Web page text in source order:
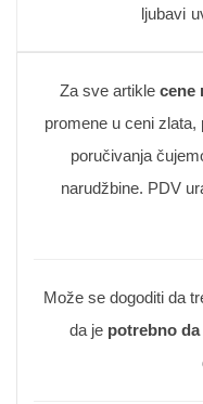
ljubavi
Za sve artikle cene
promene u ceni zlata,
poručivanja
narudžbine. PDV
Može se dogoditi da
da je potrebno